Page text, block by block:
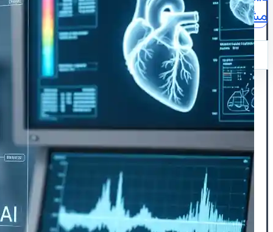
مشاوره نقشهایمیل